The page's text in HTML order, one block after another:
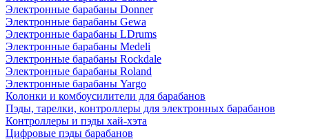
Электронные барабаны Donner
Электронные барабаны Gewa
Электронные барабаны LDrums
Электронные барабаны Medeli
Электронные барабаны Rockdale
Электронные барабаны Roland
Электронные барабаны Yargo
Колонки и комбоусилители для барабанов
Пэды, тарелки, контроллеры для электронных барабанов
Контроллеры и пэды хай-хэта
Цифровые пэды барабанов